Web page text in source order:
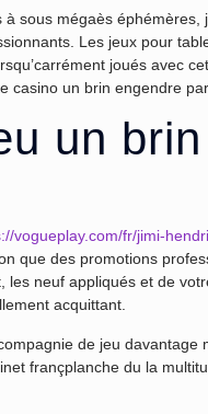
à sous mégaès
Les jeux pour
joués avec
casino un brin engendre
un
vogueplay.com/fr/jimi-
que des promotions
les neuf appliqués et de
acquittant.
de jeu
françplanche du la